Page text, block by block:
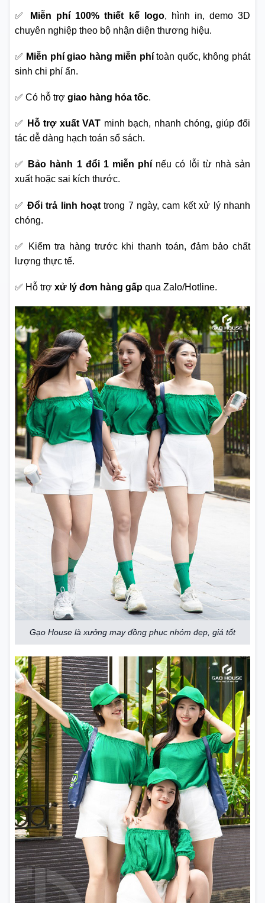
✅ Miễn phí 100% thiết kế logo, hình in, demo 3D
chuyên nghiệp theo bộ nhận diện thương hiệu.
✅ Miễn phí giao hàng miễn phítoàn quốc, không phát
sinh chi phí ẩn.
✅ Có hỗ trợ giao hàng hỏa tốc.
✅ Hỗ trợ xuất VAT minh bạch, nhanh chóng, giúp đối
tác dễ dàng hạch toán sổ sách.
✅ Bảo hành 1 đổi 1 miễn phí nếu có lỗi từ nhà sản
xuất hoặc sai kích thước.
✅ Đổi trả linh hoạttrong 7 ngày, cam kết xử lý nhanh
chóng.
✅ Kiểm tra hàng trước khi thanh toán, đảm bảo chất
lượng thực tế.
✅ Hỗ trợ xử lý đơn hàng gấp qua Zalo/Hotline.
Gạo House là xưởng may đồng phục nhóm đẹp, giá tốt